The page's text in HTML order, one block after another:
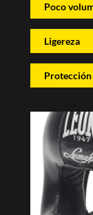
Poco
Ligereza
Protección